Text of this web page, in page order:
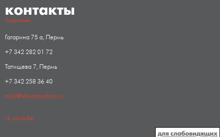
контакты
Подробнее
Гагарина 75 а, Пермь
+7 342 282 01 72
Татищева 7, Пермь
+7 342 258 36 40
mail@shkolatochka.ru
vkyoutube
для слабовидящих